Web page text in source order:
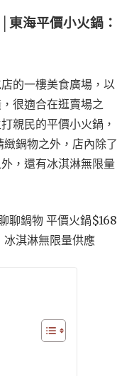
海平價小火鍋：
的一樓美食廣場，以
很適合在逛賣場之
親民的平價小火鍋，
鍋物之外，店內除了
，還有冰淇淋無限量